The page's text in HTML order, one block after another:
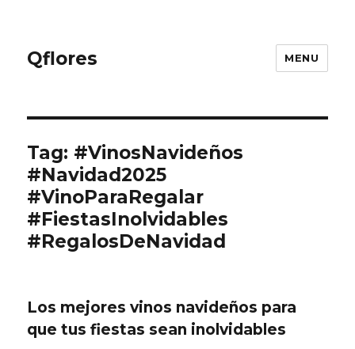
Qflores MENU
Tag: #VinosNavideños
#Navidad2025
#VinoParaRegalar
#FiestasInolvidables
#RegalosDeNavidad
Los mejores vinos navideños para
que tus fiestas sean inolvidables